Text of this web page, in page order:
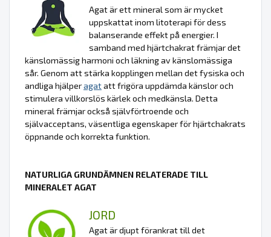
Agat är ett mineral som är mycket
uppskattat inom litoterapi för dess
balanserande effekt på energier. I
samband med hjärtchakrat främjar det
känslomässig harmoni och läkning av känslomässiga
sår. Genom att stärka kopplingen mellan det fysiska och
andliga hjälperagatatt frigöra uppdämda känslor och
stimulera villkorslös kärlek och medkänsla. Detta
mineral främjar också självförtroende och
självacceptans, väsentliga egenskaper för hjärtchakrats
öppnande och korrekta funktion.
NATURLIGA GRUNDÄMNEN RELATERADE TILL
MINERALET AGAT
JORD
Agat är djupt förankrat till det